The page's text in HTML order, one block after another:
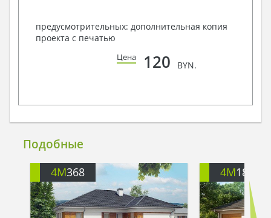
предусмотрительных: дополнительная копия
проекта с печатью
Цена 120 BYN.
Подобные
4M368 4M184